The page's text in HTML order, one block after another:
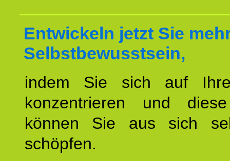
Entwickeln jetzt Sie
Selbstbewusstsein,
indem Sie sich auf
konzentrieren und
können Sie aus sich
schöpfen.